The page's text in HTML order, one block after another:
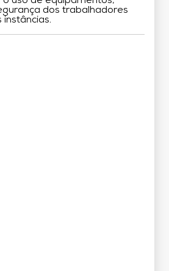
dos trabalhadores
instâncias.